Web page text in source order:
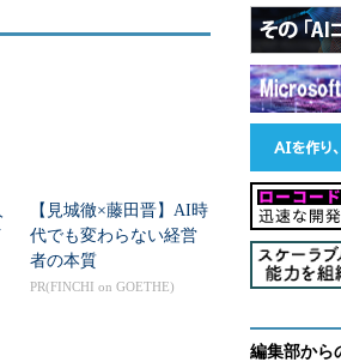
）を編集する
【見城徹×藤田晋】AI時
代でも変わらない経営
者の本質
PR(FINCHI on GOETHE)
編集部から